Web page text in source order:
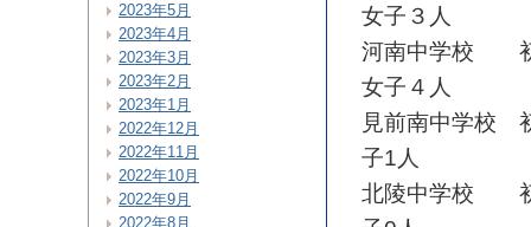
女子３人
河南中学校 初
女子４人
見前南中学校
子1人
北陵中学校 初
2023年5月
2023年4月
2023年3月
2023年2月
2023年1月
2022年12月
2022年11月
2022年10月
2022年9月
2022年8月